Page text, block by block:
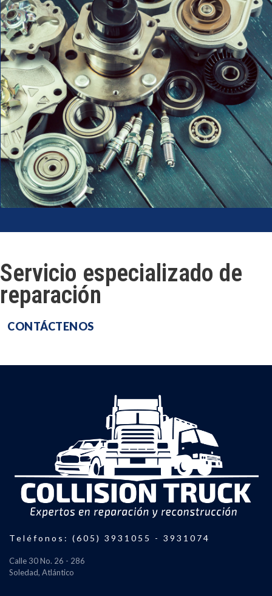
Servicio especializado de
reparación
CONTÁCTENOS
Teléfonos: (605) 3931055 - 3931074
Calle 30 No. 26 - 286
Soledad, Atlántico